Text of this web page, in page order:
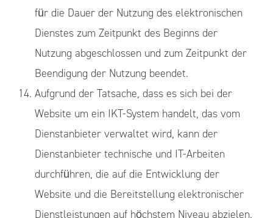
für die Dauer der Nutzung des elektronischen
Dienstes zum Zeitpunkt des Beginns der
Nutzung abgeschlossen und zum Zeitpunkt der
Beendigung der Nutzung beendet.
Aufgrund der Tatsache, dass es sich bei der
Website um ein IKT-System handelt, das vom
Dienstanbieter verwaltet wird, kann der
Dienstanbieter technische und IT-Arbeiten
durchführen, die auf die Entwicklung der
Website und die Bereitstellung elektronischer
Dienstleistungen auf höchstem Niveau abzielen.